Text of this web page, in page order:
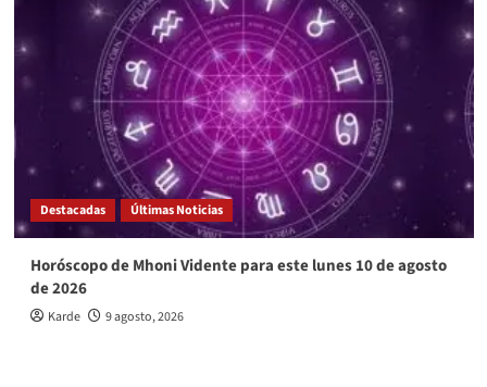
Destacadas Últimas Noticias
Horóscopo de Mhoni Vidente para este lunes 10 de agosto
de 2026
Karde 9 agosto, 2026